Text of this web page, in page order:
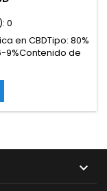
0
en CBDTipo: 80%
9%Contenido de
semanas en
en
de septiembre /
en interior;...
